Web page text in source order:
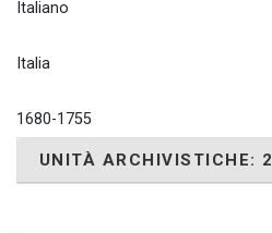
Italiano
Italia
1680-1755
UNITÀ ARCHIVISTICHE: 2